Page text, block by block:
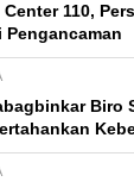
110,
Biro